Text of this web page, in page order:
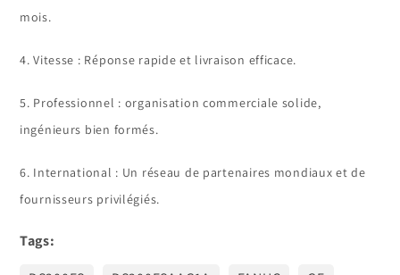
mois.
4. Vitesse : Réponse rapide et livraison efficace.
5. Professionnel : organisation commerciale solide,
ingénieurs bien formés.
6. International : Un réseau de partenaires mondiaux et de
fournisseurs privilégiés.
Tags: